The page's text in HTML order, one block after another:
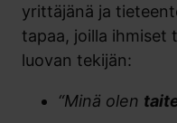
yrittäjänä ja
tapaa, joilla ihmiset
luovan tekijän:
“Minä olen